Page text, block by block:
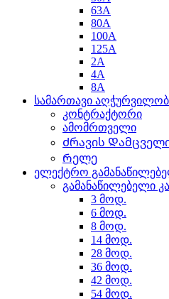
63A
80A
100A
125A
2A
4A
8A
სამართავი
კონტრაქტორი
ამომრთველი
Ძრავის
Რელე
ელექტრო
გამანაწილებელი
3 მოდ.
6 მოდ.
8 მოდ.
14 მოდ.
28 მოდ.
36 მოდ.
42 მოდ.
54 მოდ.